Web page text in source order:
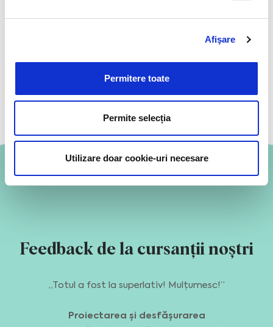
Afişare
Permitere toate
Permite selecția
Utilizare doar cookie-uri necesare
Feedback de la cursanții noștri
„Totul a fost la superlativ! Mulțumesc!”
Proiectarea și desfășurarea